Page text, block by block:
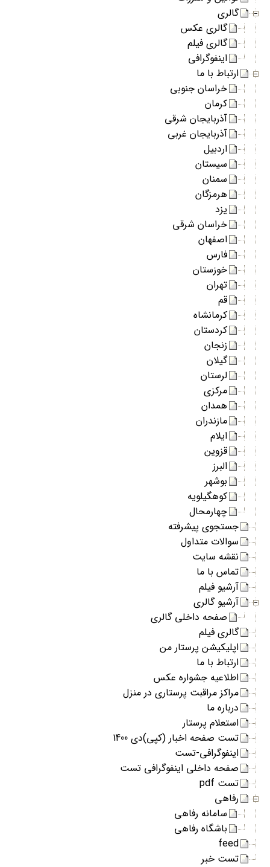
گالری
گالری عکس
گالری فیلم
اینفوگرافی
ارتباط با ما
خراسان جنوبی
کرمان
آذربایجان شرقی
آذربایجان غربی
اردبیل
سیستان
سمنان
هرمزگان
یزد
خراسان شرقی
اصفهان
فارس
خوزستان
تهران
قم
کرمانشاه
کردستان
زنجان
گیلان
لرستان
مرکزی
همدان
مازندران
ایلام
قزوین
البرز
بوشهر
کوهگیلویه
چهارمحال
جستجوی پیشرفته
سوالات متداول
نقشه سایت
تماس با ما
آرشیو فیلم
آرشیو گالری
صفحه داخلی گالری
گالری فیلم
اپلیکیشن پرستار من
ارتباط با ما
اطلاعیه جشواره عکس
مراکز مراقبت پرستاری در منزل
درباره ما
استعلام پرستار
تست صفحه اخبار (کپی)دی 1400
اینفوگرافی-تست
صفحه داخلی اینفوگرافی تست
تست pdf
رفاهی
سامانه رفاهی
باشگاه رفاهی
feed
تست خبر